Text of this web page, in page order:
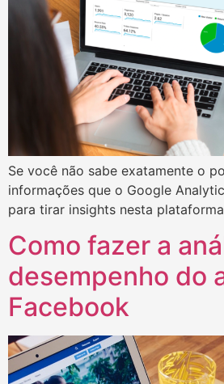
Se você não sabe exatamente o
informações que o Google
para tirar insights nesta
Como fazer a
desempenho do
Facebook